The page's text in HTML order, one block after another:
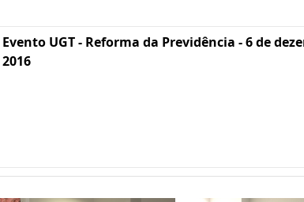
Evento UGT - Reforma da Previdência - 6 de
2016